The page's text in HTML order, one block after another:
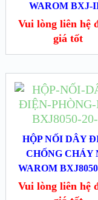
WAROM BXJ-
Vui lòng liên hệ
giá tốt
HỘP NỐI DÂY
CHỐNG CHÁY
WAROM
Vui lòng liên hệ